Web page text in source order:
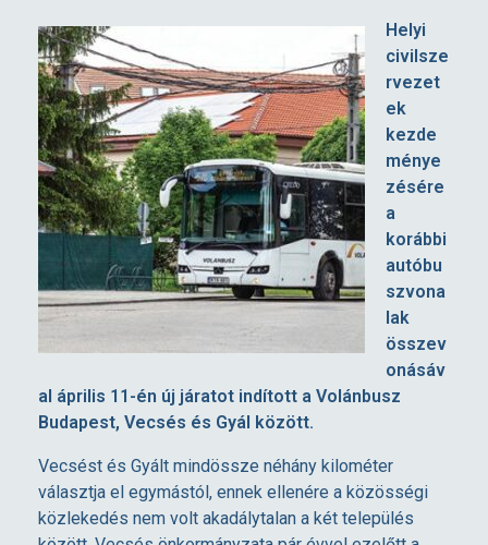
Ú
j
b
u
s
z
j
á
r
Helyi
civilsze
rvezet
ek
kezde
ménye
zésére
a
korábbi
autóbu
szvona
lak
összev
onásáv
al április 11-én új járatot indított a Volánbusz
Budapest, Vecsés és Gyál között.
Vecsést és Gyált mindössze néhány kilométer
választja el egymástól, ennek ellenére a közösségi
közlekedés nem volt akadálytalan a két település